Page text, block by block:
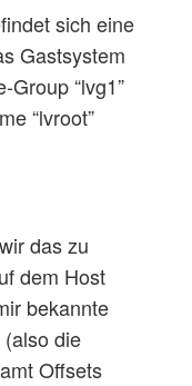
sich eine
Gastsystem
Group “lvg1”
“lvroot”
das zu
dem Host
bekannte
die
Offsets